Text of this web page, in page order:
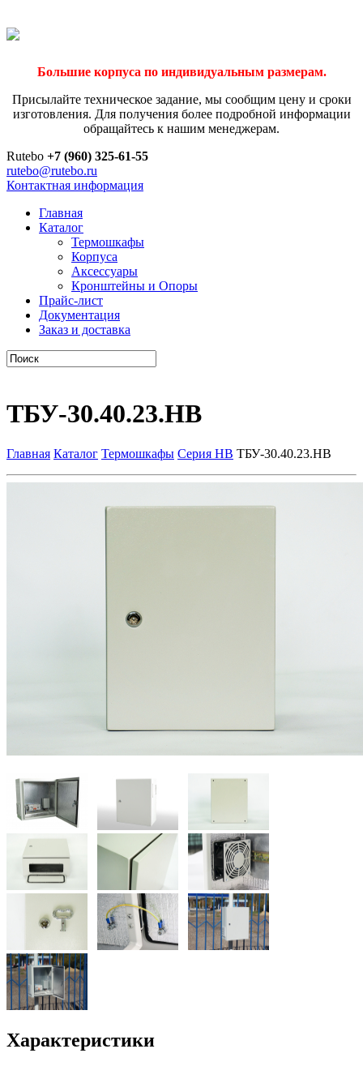
Большие корпуса по индивидуальным размерам.
Присылайте техническое задание, мы сообщим цену и сроки
изготовления. Для получения более подробной информации
обращайтесь к нашим менеджерам.
Rutebo +7 (960) 325-61-55
rutebo@rutebo.ru
Контактная информация
Главная
Каталог
Термошкафы
Корпуса
Аксессуары
Кронштейны и Опоры
Прайс-лист
Документация
Заказ и доставка
ТБУ-30.40.23.НВ
Главная Каталог Термошкафы Серия НВ ТБУ-30.40.23.НВ
Характеристики